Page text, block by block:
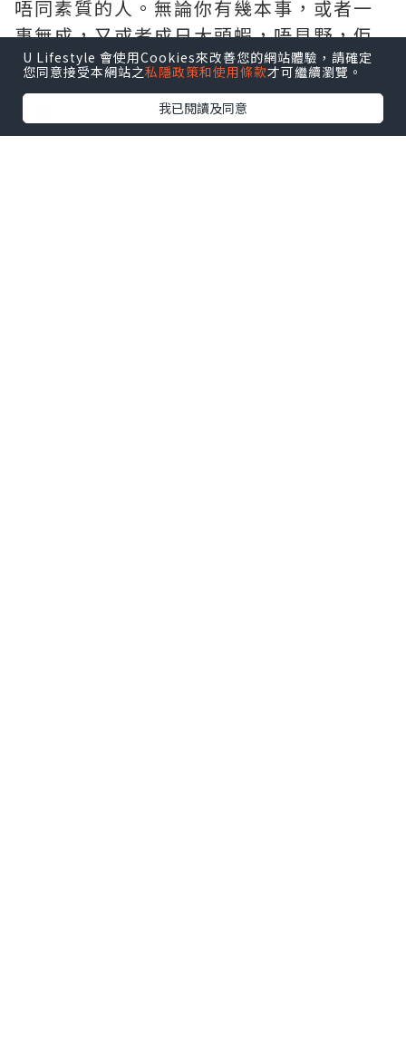
唔同素質的人。無論你有幾本事，或者一
事無成，又或者成日大頭蝦，唔見野，佢
都唔會，少你個份🙈.....
結局：
合浦珠還 （典出三國吳．謝承《後漢
U Lifestyle 會使用Cookies來改善您的網站體驗，請確定
您同意接受本網站之私隱政策和使用條款才可繼續瀏覽。
我已閱讀及同意